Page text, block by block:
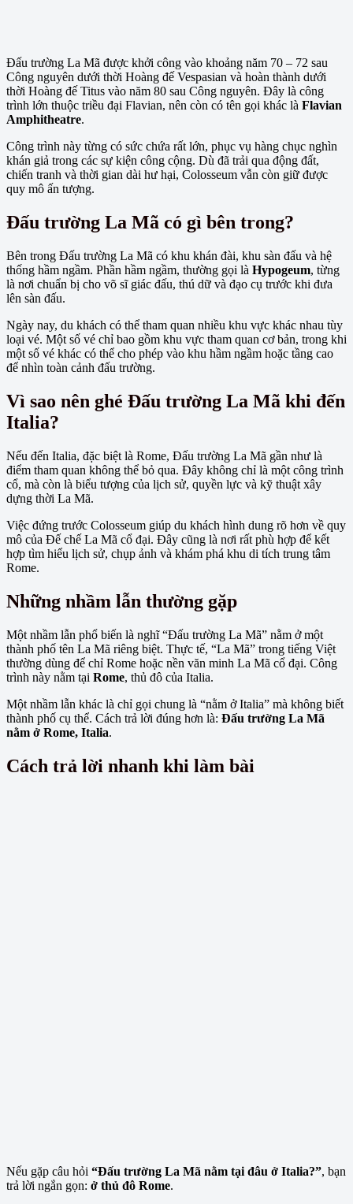
Đấu trường La Mã được khởi công vào khoảng năm 70 – 72 sau
Công nguyên dưới thời Hoàng đế Vespasian và hoàn thành dưới
thời Hoàng đế Titus vào năm 80 sau Công nguyên. Đây là công
trình lớn thuộc triều đại Flavian, nên còn có tên gọi khác là Flavian
Amphitheatre.
Công trình này từng có sức chứa rất lớn, phục vụ hàng chục nghìn
khán giả trong các sự kiện công cộng. Dù đã trải qua động đất,
chiến tranh và thời gian dài hư hại, Colosseum vẫn còn giữ được
quy mô ấn tượng.
Đấu trường La Mã có gì bên trong?
Bên trong Đấu trường La Mã có khu khán đài, khu sàn đấu và hệ
thống hầm ngầm. Phần hầm ngầm, thường gọi là Hypogeum, từng
là nơi chuẩn bị cho võ sĩ giác đấu, thú dữ và đạo cụ trước khi đưa
lên sàn đấu.
Ngày nay, du khách có thể tham quan nhiều khu vực khác nhau tùy
loại vé. Một số vé chỉ bao gồm khu vực tham quan cơ bản, trong khi
một số vé khác có thể cho phép vào khu hầm ngầm hoặc tầng cao
để nhìn toàn cảnh đấu trường.
Vì sao nên ghé Đấu trường La Mã khi đến
Italia?
Nếu đến Italia, đặc biệt là Rome, Đấu trường La Mã gần như là
điểm tham quan không thể bỏ qua. Đây không chỉ là một công trình
cổ, mà còn là biểu tượng của lịch sử, quyền lực và kỹ thuật xây
dựng thời La Mã.
Việc đứng trước Colosseum giúp du khách hình dung rõ hơn về quy
mô của Đế chế La Mã cổ đại. Đây cũng là nơi rất phù hợp để kết
hợp tìm hiểu lịch sử, chụp ảnh và khám phá khu di tích trung tâm
Rome.
Những nhầm lẫn thường gặp
Một nhầm lẫn phổ biến là nghĩ “Đấu trường La Mã” nằm ở một
thành phố tên La Mã riêng biệt. Thực tế, “La Mã” trong tiếng Việt
thường dùng để chỉ Rome hoặc nền văn minh La Mã cổ đại. Công
trình này nằm tại Rome, thủ đô của Italia.
Một nhầm lẫn khác là chỉ gọi chung là “nằm ở Italia” mà không biết
thành phố cụ thể. Cách trả lời đúng hơn là: Đấu trường La Mã
nằm ở Rome, Italia.
Cách trả lời nhanh khi làm bài
Nếu gặp câu hỏi “Đấu trường La Mã nằm tại đâu ở Italia?”, bạn
trả lời ngắn gọn: ở thủ đô Rome.